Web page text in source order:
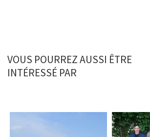
VOUS POURREZ AUSSI ÊTRE
INTÉRESSÉ PAR